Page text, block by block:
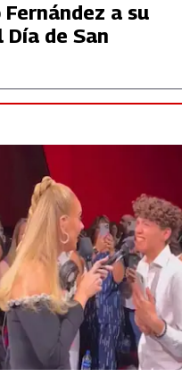
Fernández a su
de San